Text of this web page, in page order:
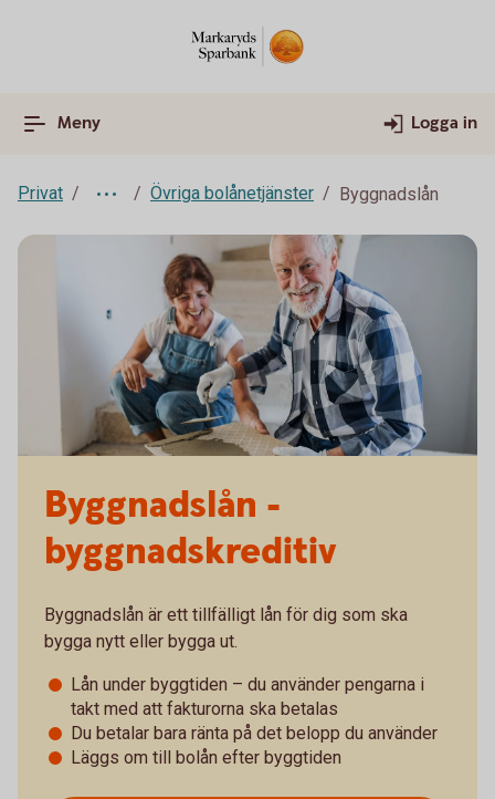
Meny Logga in
Privat Övriga bolånetjänster Byggnadslån
Byggnadslån -
byggnadskreditiv
Byggnadslån är ett tillfälligt lån för dig som ska
bygga nytt eller bygga ut.
Lån under byggtiden – du använder pengarna i
takt med att fakturorna ska betalas
Du betalar bara ränta på det belopp du använder
Läggs om till bolån efter byggtiden